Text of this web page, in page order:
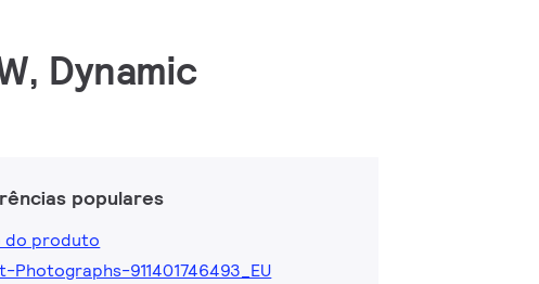
Dynamic
populares
do produto
Photographs-911401746493_EU